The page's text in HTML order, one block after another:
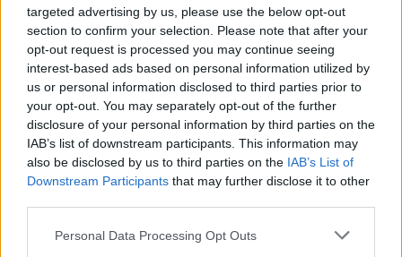
targeted advertising by us, please use the below opt-out
section to confirm your selection. Please note that after your
opt-out request is processed you may continue seeing
interest-based ads based on personal information utilized by
us or personal information disclosed to third parties prior to
your opt-out. You may separately opt-out of the further
disclosure of your personal information by third parties on the
IAB’s list of downstream participants. This information may
also be disclosed by us to third parties on the IAB’s List of
Downstream Participants that may further disclose it to other
Personal Data Processing Opt Outs